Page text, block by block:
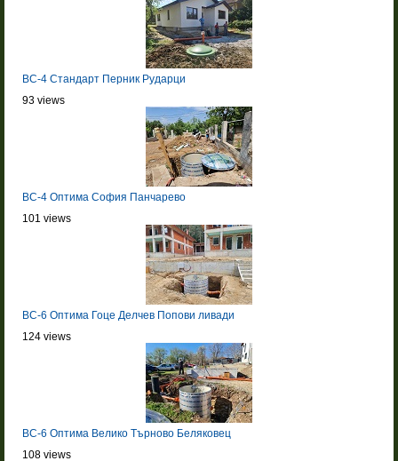
BC-4 Стандарт Перник Рударци
93 views
BC-4 Оптима София Панчарево
101 views
BC-6 Оптима Гоце Делчев Попови ливади
124 views
BC-6 Оптима Велико Търново Беляковец
108 views